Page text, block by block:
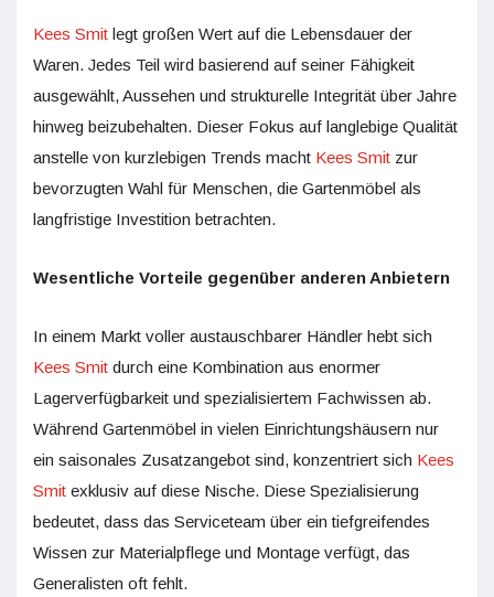
Kees Smit legt großen Wert auf die Lebensdauer der
Waren. Jedes Teil wird basierend auf seiner Fähigkeit
ausgewählt, Aussehen und strukturelle Integrität über Jahre
hinweg beizubehalten. Dieser Fokus auf langlebige Qualität
anstelle von kurzlebigen Trends macht Kees Smit zur
bevorzugten Wahl für Menschen, die Gartenmöbel als
langfristige Investition betrachten.
Wesentliche Vorteile gegenüber anderen Anbietern
In einem Markt voller austauschbarer Händler hebt sich
Kees Smit durch eine Kombination aus enormer
Lagerverfügbarkeit und spezialisiertem Fachwissen ab.
Während Gartenmöbel in vielen Einrichtungshäusern nur
ein saisonales Zusatzangebot sind, konzentriert sich Kees
Smit exklusiv auf diese Nische. Diese Spezialisierung
bedeutet, dass das Serviceteam über ein tiefgreifendes
Wissen zur Materialpflege und Montage verfügt, das
Generalisten oft fehlt.